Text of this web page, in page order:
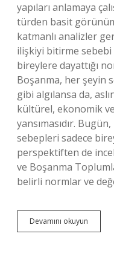
yapıları anlamaya
türden basit
katmanlı analizler
ilişkiyi bitirme
bireylere dayattığı
Boşanma, her şeyin
gibi algılansa da,
kültürel, ekonomik
yansımasıdır.
sebepleri sadece
perspektiften de
ve Boşanma
belirli normlar ve
Devamını okuyun